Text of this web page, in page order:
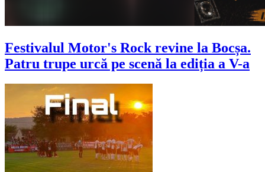
Festivalul Motor's Rock revine la Bocșa.
Patru trupe urcă pe scenă la ediția a V-a